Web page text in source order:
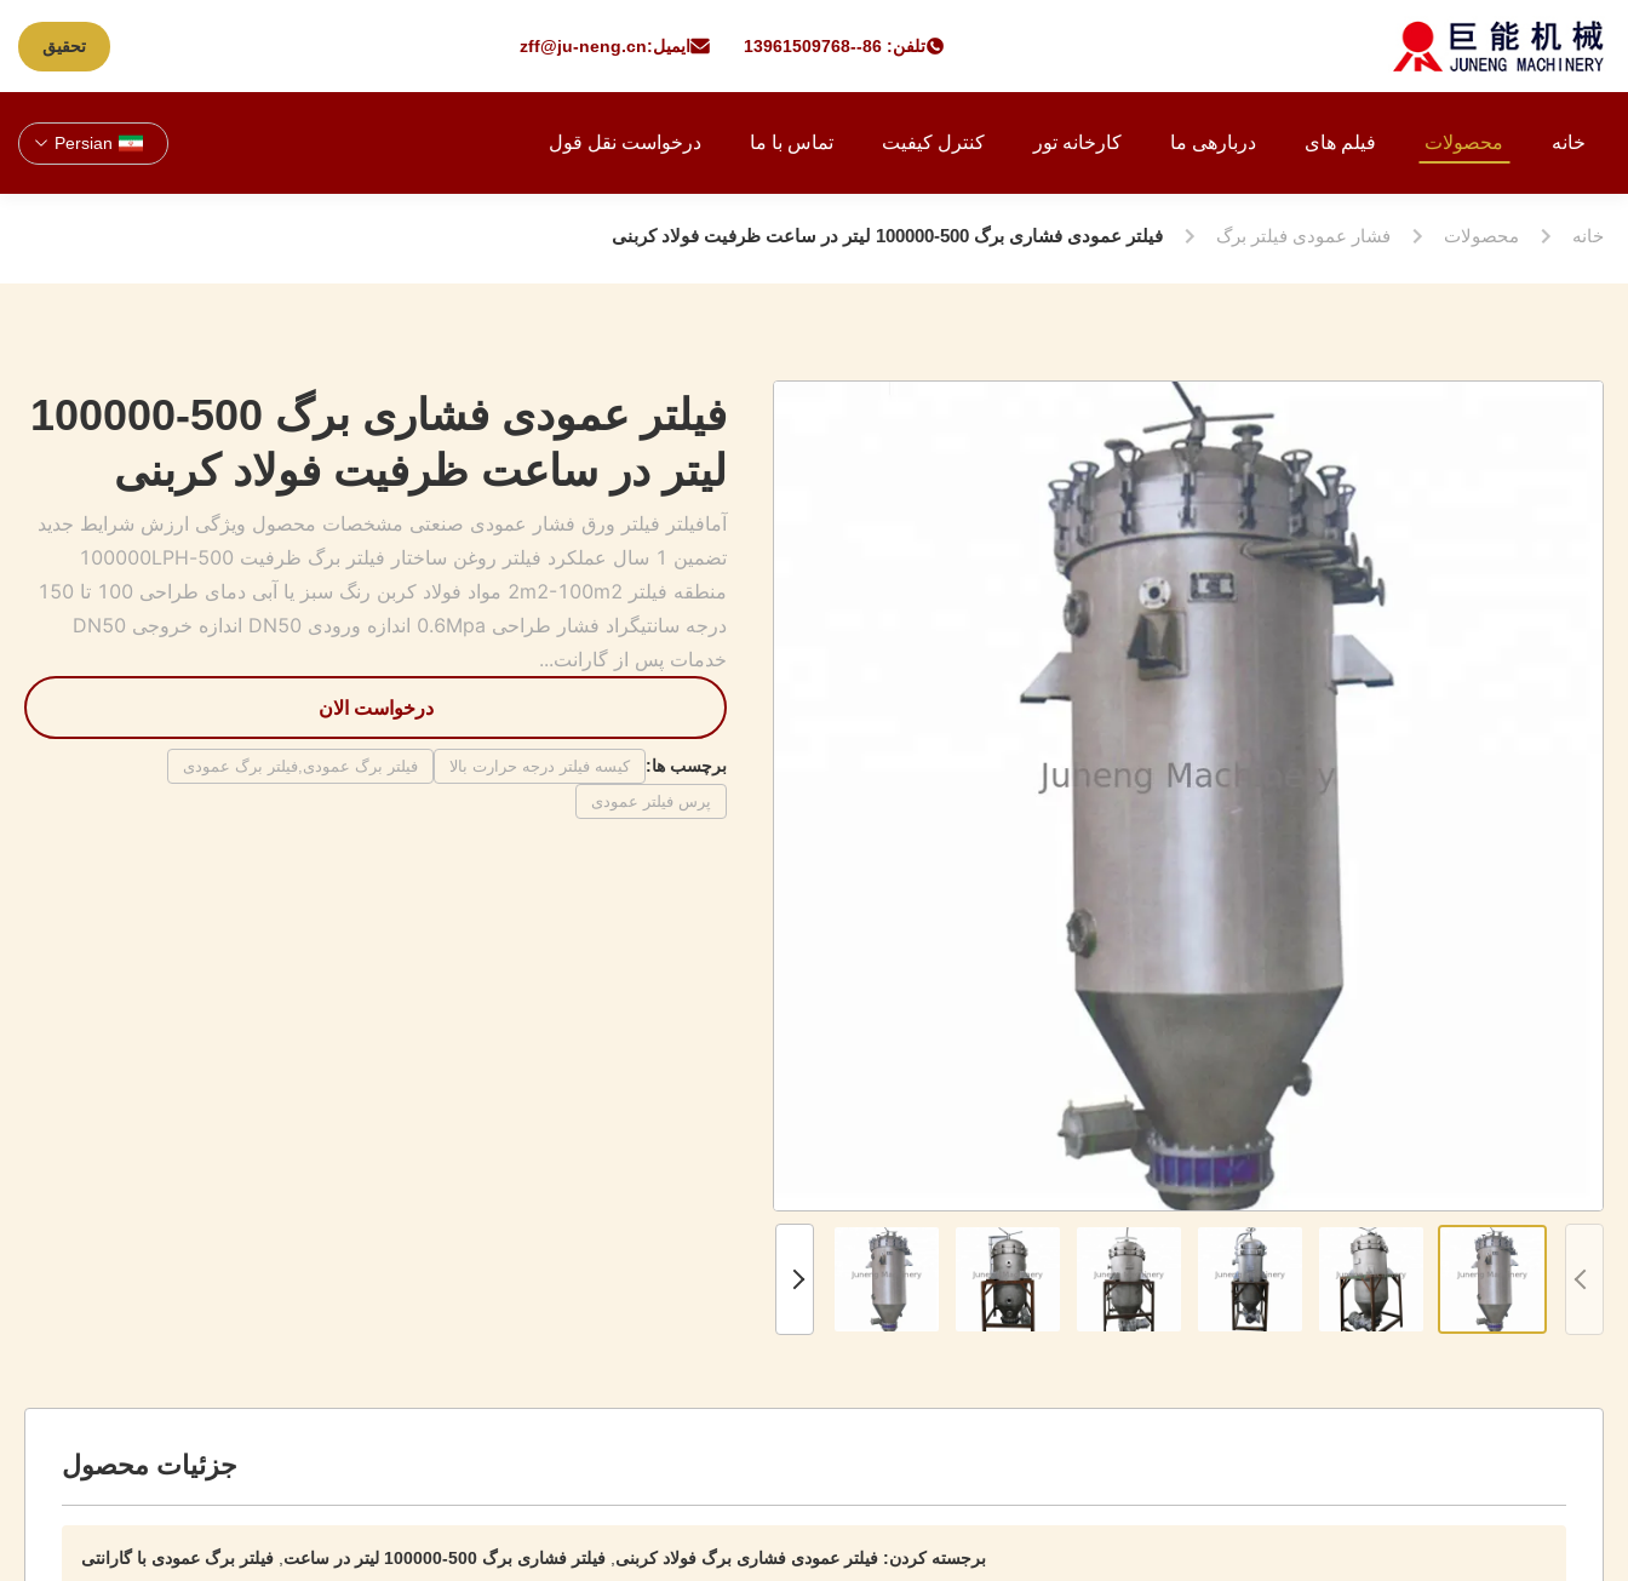
تلفن: 86--13961509768 ایمیل:zff@ju-neng.cn تحقیق
خانه محصولات فیلم های دربارهی ما کارخانه تور کنترل کیفیت تماس با ما درخواست نقل قول Persian
خانه محصولات فشار عمودی فیلتر برگ فیلتر عمودی فشاری برگ 500-100000 لیتر در ساعت ظرفیت فولاد کربنی
فیلتر عمودی فشاری برگ 500-100000
لیتر در ساعت ظرفیت فولاد کربنی
آمافیلتر فیلتر ورق فشار عمودی صنعتی مشخصات محصول ویژگی ارزش شرایط جدید
تضمین 1 سال عملکرد فیلتر روغن ساختار فیلتر برگ ظرفیت 500-100000LPH
منطقه فیلتر 2m2-100m2 مواد فولاد کربن رنگ سبز یا آبی دمای طراحی 100 تا 150
درجه سانتیگراد فشار طراحی 0.6Mpa اندازه ورودی DN50 اندازه خروجی DN50
خدمات پس از گارانت...
درخواست الان
برچسب ها: کیسه فیلتر درجه حرارت بالا
فیلتر برگ عمودی,فیلتر برگ عمودی
پرس فیلتر عمودی
جزئیات محصول
برجسته کردن: فیلتر عمودی فشاری برگ فولاد کربنی فیلتر فشاری برگ 500-100000 لیتر در ساعت فیلتر برگ عمودی با گارانتی